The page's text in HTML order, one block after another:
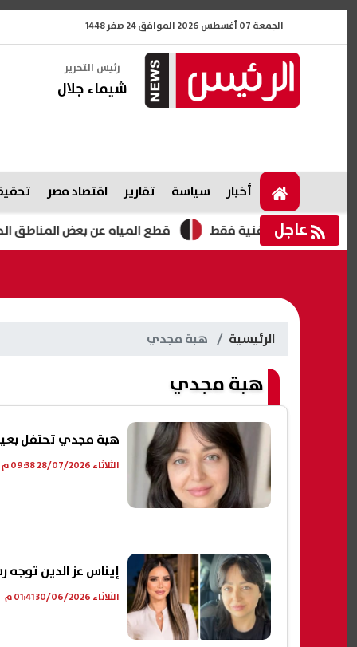
الجمعة 07 أغسطس 2026 الموافق 24 صفر 1448
رئيس التحرير
شيماء جلال
أخبار سياسة تقارير اقتصاد مصر
عاجل قطع المياه عن بعض المناطق الحيوية في فنية فقط
الرئيسية هبة مجدي
هبة مجدي
هبة مجدي تحتفل
الثلاثاء 28/07/2026 09:38 م
إيناس عز الدين توجه
الثلاثاء 30/06/2026 01:41 م